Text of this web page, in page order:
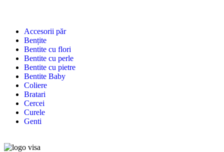
Accesorii păr
Bențite
Bentite cu flori
Bentite cu perle
Bentite cu pietre
Bentite Baby
Coliere
Bratari
Cercei
Curele
Genti